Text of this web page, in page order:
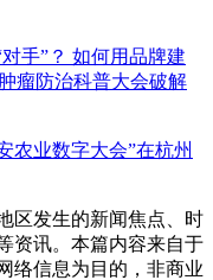
手”？ 如何用品牌建
瘤防治科普大会破解
农业数字大会”在杭州
区发生的新闻焦点、时
资讯。本篇内容来自于
络信息为目的，非商业